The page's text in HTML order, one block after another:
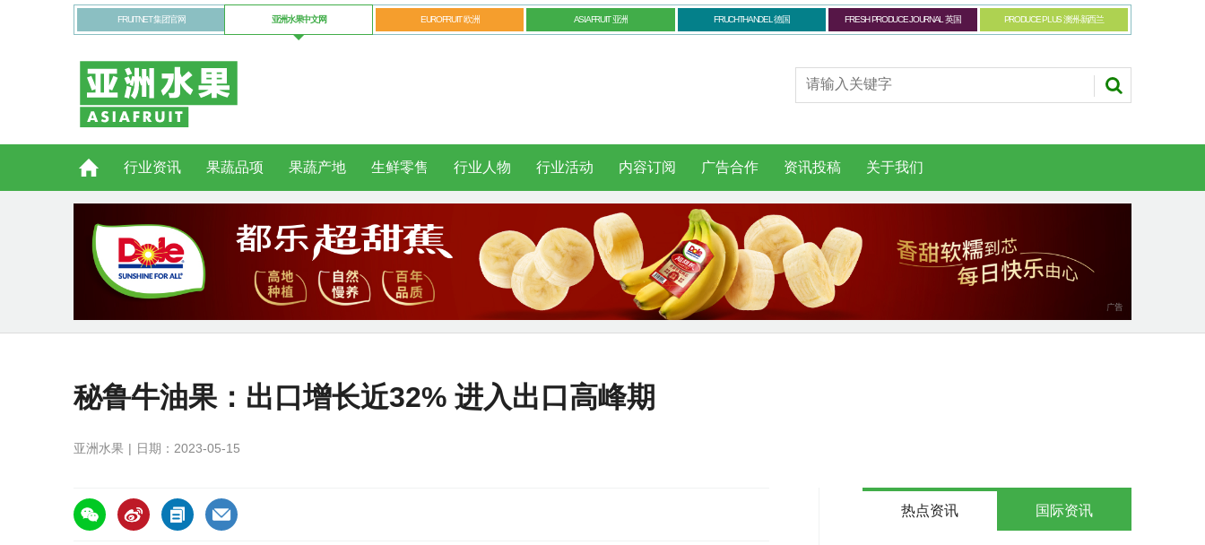
FRUITNET 集团官网 亚洲水果中文网 EUROFRUIT 欧洲 ASIAFRUIT 亚洲 FRUCHTHANDEL 德国 FRESH PRODUCE JOURNAL 英国 PRODUCE PLUS 澳洲-新西兰
行业资讯 果蔬品项 果蔬产地 生鲜零售 行业人物 行业活动 内容订阅 广告合作 资讯投稿 关于我们
秘鲁牛油果：出口增长近32% 进入出口高峰期
亚洲水果 日期：2023-05-15
https://asiafruitchina.net/25177.html
热点资讯 国际资讯